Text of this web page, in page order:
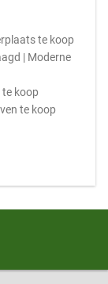
te koop
| Moderne
koop
te koop